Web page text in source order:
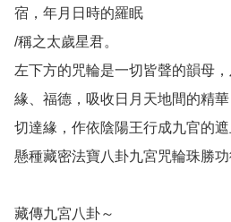
宿，年月日時的羅眠
/稱之太歲星君。
左下方的咒輪是一切皆聲的韻母
緣、福德，吸收日月天地間的精
切達緣，作依陰陽王行成九官的遮
懸種藏密法寶八卦九宮咒輪珠勝功
藏傳九宮八卦～